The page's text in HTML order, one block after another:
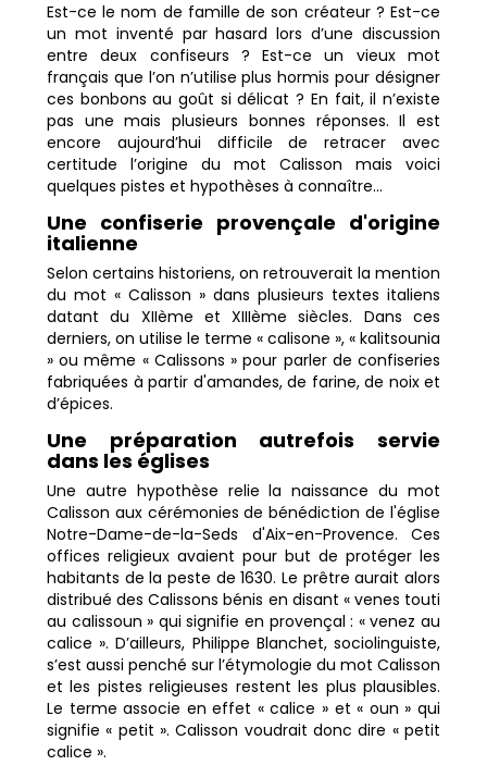
Est-ce le nom de famille de son créateur ? Est-ce
un mot inventé par hasard lors d’une discussion
entre deux confiseurs ? Est-ce un vieux mot
français que l’on n’utilise plus hormis pour désigner
ces bonbons au goût si délicat ? En fait, il n’existe
pas une mais plusieurs bonnes réponses. Il est
encore aujourd’hui difficile de retracer avec
certitude l’origine du mot Calisson mais voici
quelques pistes et hypothèses à connaître…
Une confiserie provençale d'origine
italienne
Selon certains historiens, on retrouverait la mention
du mot « Calisson » dans plusieurs textes italiens
datant du XIIème et XIIIème siècles. Dans ces
derniers, on utilise le terme « calisone », « kalitsounia
» ou même « Calissons » pour parler de confiseries
fabriquées à partir d'amandes, de farine, de noix et
d’épices.
Une préparation autrefois servie
dans les églises
Une autre hypothèse relie la naissance du mot
Calisson aux cérémonies de bénédiction de l'église
Notre-Dame-de-la-Seds d'Aix-en-Provence. Ces
offices religieux avaient pour but de protéger les
habitants de la peste de 1630. Le prêtre aurait alors
distribué des Calissons bénis en disant « venes touti
au calissoun » qui signifie en provençal : « venez au
calice ». D’ailleurs, Philippe Blanchet, sociolinguiste,
s’est aussi penché sur l’étymologie du mot Calisson
et les pistes religieuses restent les plus plausibles.
Le terme associe en effet « calice » et « oun » qui
signifie « petit ». Calisson voudrait donc dire « petit
calice ».